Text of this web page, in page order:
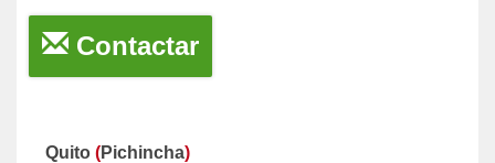
Contactar
Quito (Pichincha)